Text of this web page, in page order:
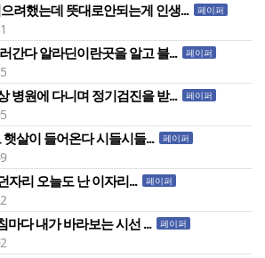
려했는데 뜻대로안되는게 인생... 페이퍼
간다 알라딘이란곳을 알고 블... 페이퍼
병원에 다니며 정기검진을 받... 페이퍼
살이 들어온다 시들시들... 페이퍼
자리 오늘도 난 이자리... 페이퍼
마다 내가 바라보는 시선 ... 페이퍼